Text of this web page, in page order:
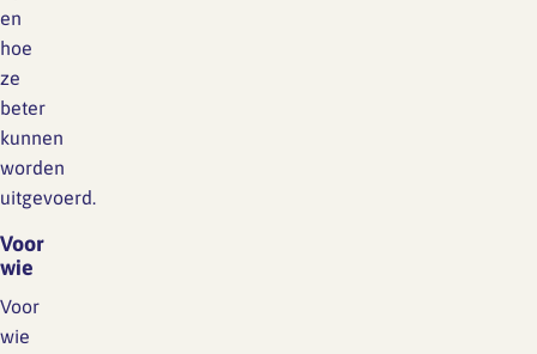
en
hoe
ze
beter
kunnen
worden
uitgevoerd.
Voor
wie
Voor
wie